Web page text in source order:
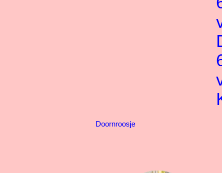
Doornroosje